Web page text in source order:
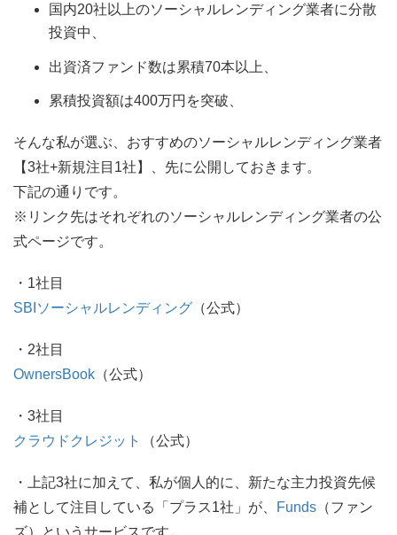
国内20社以上のソーシャルレンディング業者に分散
投資中、
出資済ファンド数は累積70本以上、
累積投資額は400万円を突破、
そんな私が選ぶ、おすすめのソーシャルレンディング業者
【3社+新規注目1社】、先に公開しておきます。
下記の通りです。
※リンク先はそれぞれのソーシャルレンディング業者の公
式ページです。
・1社目
SBIソーシャルレンディング （公式）
・2社目
OwnersBook （公式）
・3社目
クラウドクレジット
（公式）
・上記3社に加えて、私が個人的に、新たな主力投資先候
補として注目している「プラス1社」が、
Funds （ファン